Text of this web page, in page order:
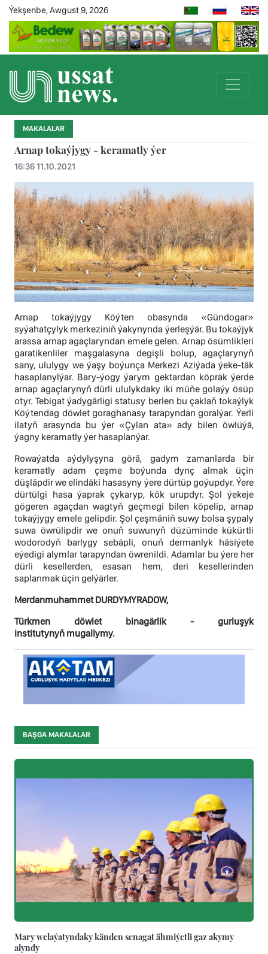
Ýekşenbe, Awgust 9, 2026
MAKALALAR
Arnap tokaýjygy - keramatly ýer
16:36 11.10.2021
Arnap tokaýjygy Köýten obasynda «Gündogar»
syýahatçylyk merkeziniň ýakynynda ýerleşýär. Bu tokaýjyk
arassa arnap agaçlaryndan emele gelen. Arnap ösümlikleri
garatikenliler maşgalasyna degişli bolup, agaçlarynyň
sany, ululygy we ýaşy boýunça Merkezi Aziýada ýeke-täk
hasaplanylýar. Bary-ýogy ýarym gektardan köpräk ýerde
arnap agaçlarynyň dürli ululykdaky iki müňe golaýy ösüp
otyr. Tebigat ýadygärligi statusy berlen bu çaklaň tokaýlyk
Köýtendag döwlet goraghanasy tarapyndan goralýar. Ýerli
ilatyň arasynda bu ýer «Çylan ata» ady bilen öwlüýä,
ýagny keramatly ýer hasaplanýar.
Rowaýatda aýdylyşyna görä, gadym zamanlarda bir
keramatly adam çeşme boýunda dynç almak üçin
düşläpdir we elindäki hasasyny ýere dürtüp goýupdyr. Ýere
dürtülgi hasa ýaprak çykaryp, kök urupdyr. Şol ýekeje
gögeren agaçdan wagtyň geçmegi bilen köpelip, arnap
tokaýjygy emele gelipdir. Şol çeşmäniň suwy bolsa şypaly
suwa öwrülipdir we onuň suwunyň düzüminde kükürtli
wodorodyň barlygy sebäpli, onuň dermanlyk häsiýete
eýedigi alymlar tarapyndan öwrenildi. Adamlar bu ýere her
dürli kesellerden, esasan hem, deri kesellerinden
saplanmak üçin gelýärler.
Merdanmuhammet DURDYMYRADOW,
Türkmen döwlet binagärlik - gurluşyk
institutynyň mugallymy.
BAŞGA MAKALALAR
Mary welaýatyndaky känden senagat ähmiýetli gaz akymy
alyndy